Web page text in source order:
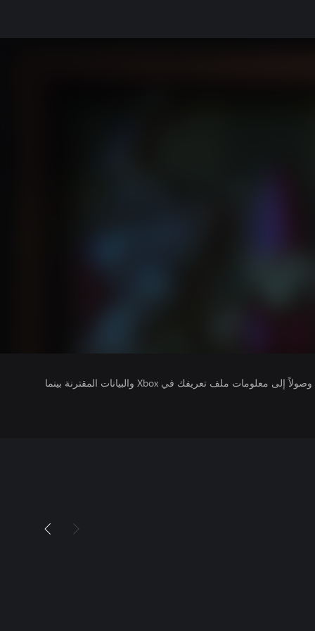
يتلقى ناشرو الألعاب التي تقوم بتشغيلها وصولاً إلى معلومات ملف تعريفك في Xbox والبيانات المقترنة بينما